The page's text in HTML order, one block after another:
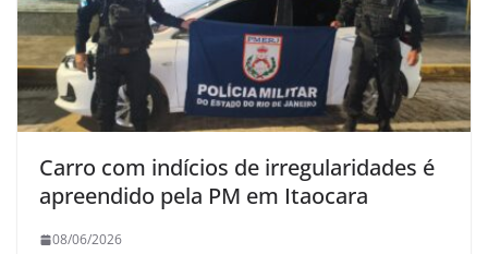
Carro com indícios de irregularidades é
apreendido pela PM em Itaocara
08/06/2026